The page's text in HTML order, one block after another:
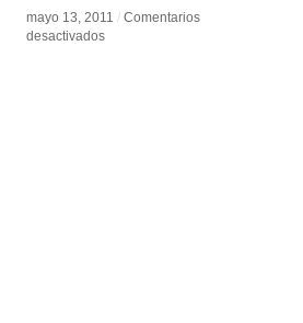
mayo 13, 2011 / Comentarios
desactivadosen
mayo 13, 2011 / Comentarios
desactivadosen